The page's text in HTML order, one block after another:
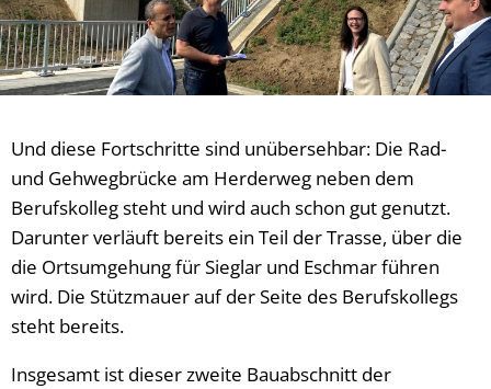
Und diese Fortschritte sind unübersehbar: Die Rad-
und Gehwegbrücke am Herderweg neben dem
Berufskolleg steht und wird auch schon gut genutzt.
Darunter verläuft bereits ein Teil der Trasse, über die
die Ortsumgehung für Sieglar und Eschmar führen
wird. Die Stützmauer auf der Seite des Berufskollegs
steht bereits.
Insgesamt ist dieser zweite Bauabschnitt der